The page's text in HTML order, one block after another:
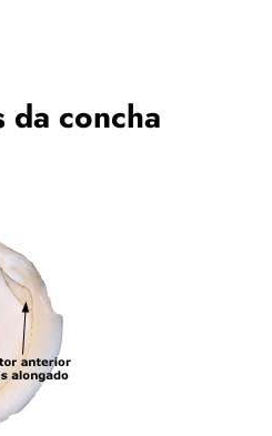
da concha